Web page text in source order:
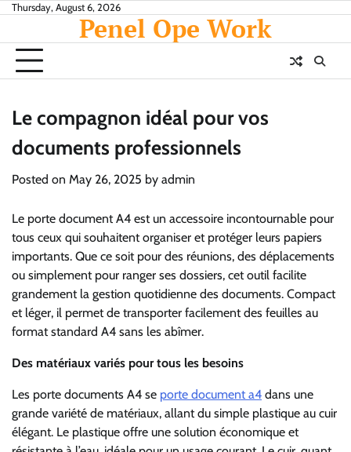
Skip
content
Thursday, August 6, 2026
Penel Ope Work
Le compagnon idéal pour vos
documents professionnels
Posted on May 26, 2025 by admin
Le porte document A4 est un accessoire incontournable pour
tous ceux qui souhaitent organiser et protéger leurs papiers
importants. Que ce soit pour des réunions, des déplacements
ou simplement pour ranger ses dossiers, cet outil facilite
grandement la gestion quotidienne des documents. Compact
et léger, il permet de transporter facilement des feuilles au
format standard A4 sans les abîmer.
Des matériaux variés pour tous les besoins
Les porte documents A4 se porte document a4 dans une
grande variété de matériaux, allant du simple plastique au cuir
élégant. Le plastique offre une solution économique et